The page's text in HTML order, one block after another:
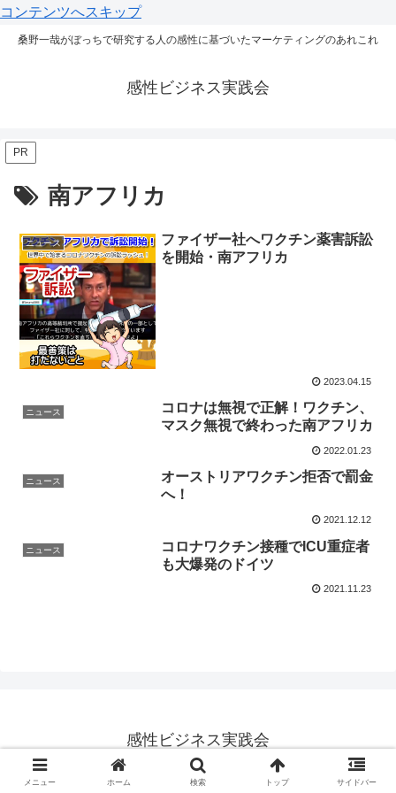
コンテンツへスキップ
桑野一哉がぼっちで研究する人の感性に基づいたマーケティングのあれこれ
感性ビジネス実践会
PR
南アフリカ
ニュース
ファイザー社へワクチン薬害訴訟
を開始・南アフリカ
2023.04.15
ニュース
コロナは無視で正解！ワクチン、
マスク無視で終わった南アフリカ
2022.01.23
ニュース
オーストリアワクチン拒否で罰金
へ！
2021.12.12
ニュース
コロナワクチン接種でICU重症者
も大爆発のドイツ
2021.11.23
感性ビジネス実践会
© 2014 感性ビジネス実践会.
メニュー ホーム 検索 トップ サイドバー